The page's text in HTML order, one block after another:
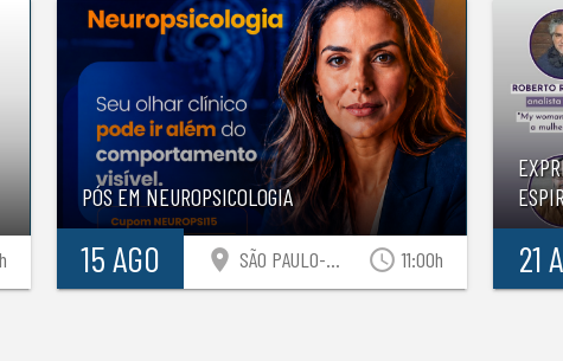
PÓS EM NEUROPSICOLOGIA
15 AGO location_on SÃO PAULO-SP access_time 11:00h 21